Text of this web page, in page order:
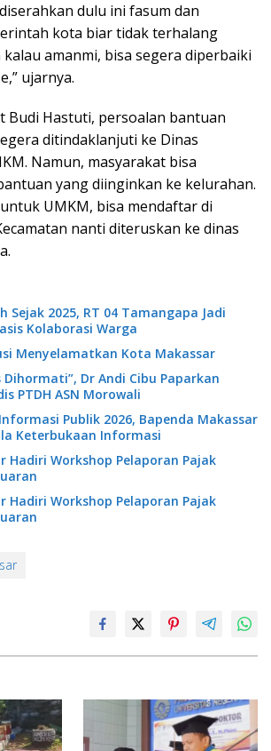
dulu ini fasum dan
kota biar tidak terhalang
amanmi, bisa segera diperbaiki
ujarnya.
Budi Hastuti, persoalan bantuan
ditindaklanjuti ke Dinas
Namun, masyarakat bisa
yang diinginkan ke kelurahan.
UMKM, bisa mendaftar di
nanti diteruskan ke dinas
Sejak 2025, RT 04 Tamangapa Jadi
Kolaborasi Warga
Menyelamatkan Kota Makassar
Dihormati”, Dr Andi Cibu Paparkan
PTDH ASN Morowali
Publik 2026, Bapenda Makassar
Keterbukaan Informasi
Hadiri Workshop Pelaporan Pajak
Hadiri Workshop Pelaporan Pajak